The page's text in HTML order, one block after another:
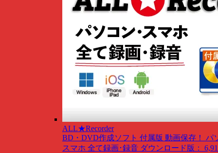
ALL★Recorder
BD・DVD作成ソフト 付属版 動画保存！ パ
スマホ 全て録画･録音 ダウンロード版：